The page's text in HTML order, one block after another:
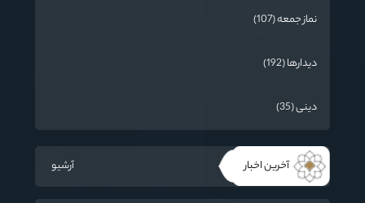
نماز جمعه (107)
دیدارها (192)
دینی (35)
آخرین اخبار آرشیو